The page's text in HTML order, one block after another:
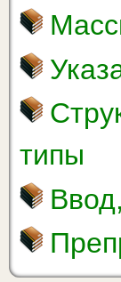
типы